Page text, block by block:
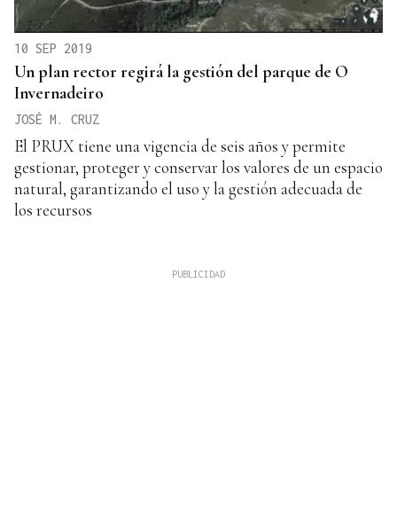
10 SEP 2019
Un plan rector regirá la gestión del parque de O
Invernadeiro
JOSÉ M. CRUZ
El PRUX tiene una vigencia de seis años y permite
gestionar, proteger y conservar los valores de un espacio
natural, garantizando el uso y la gestión adecuada de
los recursos